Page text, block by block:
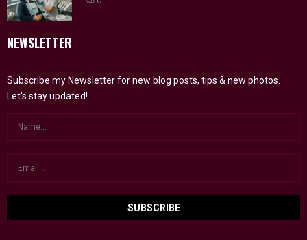
NEWSLETTER
Subscribe my Newsletter for new blog posts, tips & new photos.
Let's stay updated!